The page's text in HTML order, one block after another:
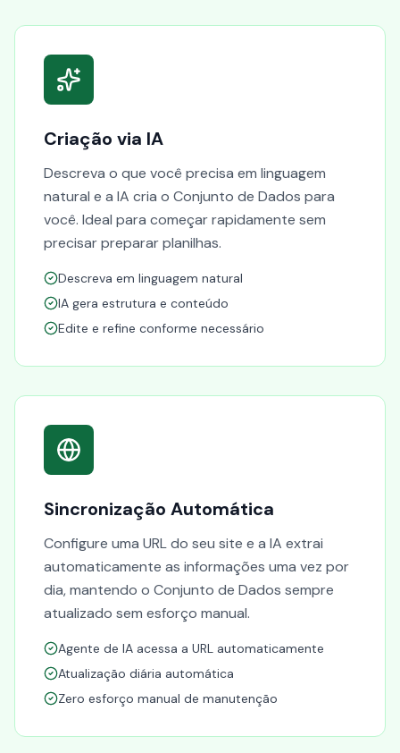
Criação via IA
Descreva o que você precisa em linguagem
natural e a IA cria o Conjunto de Dados para
você. Ideal para começar rapidamente sem
precisar preparar planilhas.
Descreva em linguagem natural
IA gera estrutura e conteúdo
Edite e refine conforme necessário
Sincronização Automática
Configure uma URL do seu site e a IA extrai
automaticamente as informações uma vez por
dia, mantendo o Conjunto de Dados sempre
atualizado sem esforço manual.
Agente de IA acessa a URL automaticamente
Atualização diária automática
Zero esforço manual de manutenção